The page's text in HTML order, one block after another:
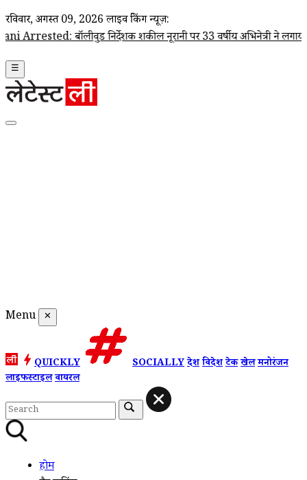
रविवार, अगस्त 09, 2026 लाइव ब्रेकिंग न्यूज़:
निर्देशक शकील नूरानी पर 33 वर्षीय अभिनेत्री ने लगाया यौन
☰
Menu ✕
QUICKLY SOCIALLYदेशविदेशटेकखेलमनोरंजन
लाइफस्टाइलवायरल
होम